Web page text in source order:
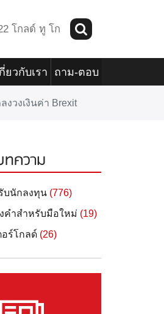
โกลด์ ทู โก
ยวกับเรา ถาม-ตอบ
วงเงินค่า Brexit
ความ
บนักลงทุน (776)
คำสำหรับมือใหม่ (19)
ร์โกลด์ (26)